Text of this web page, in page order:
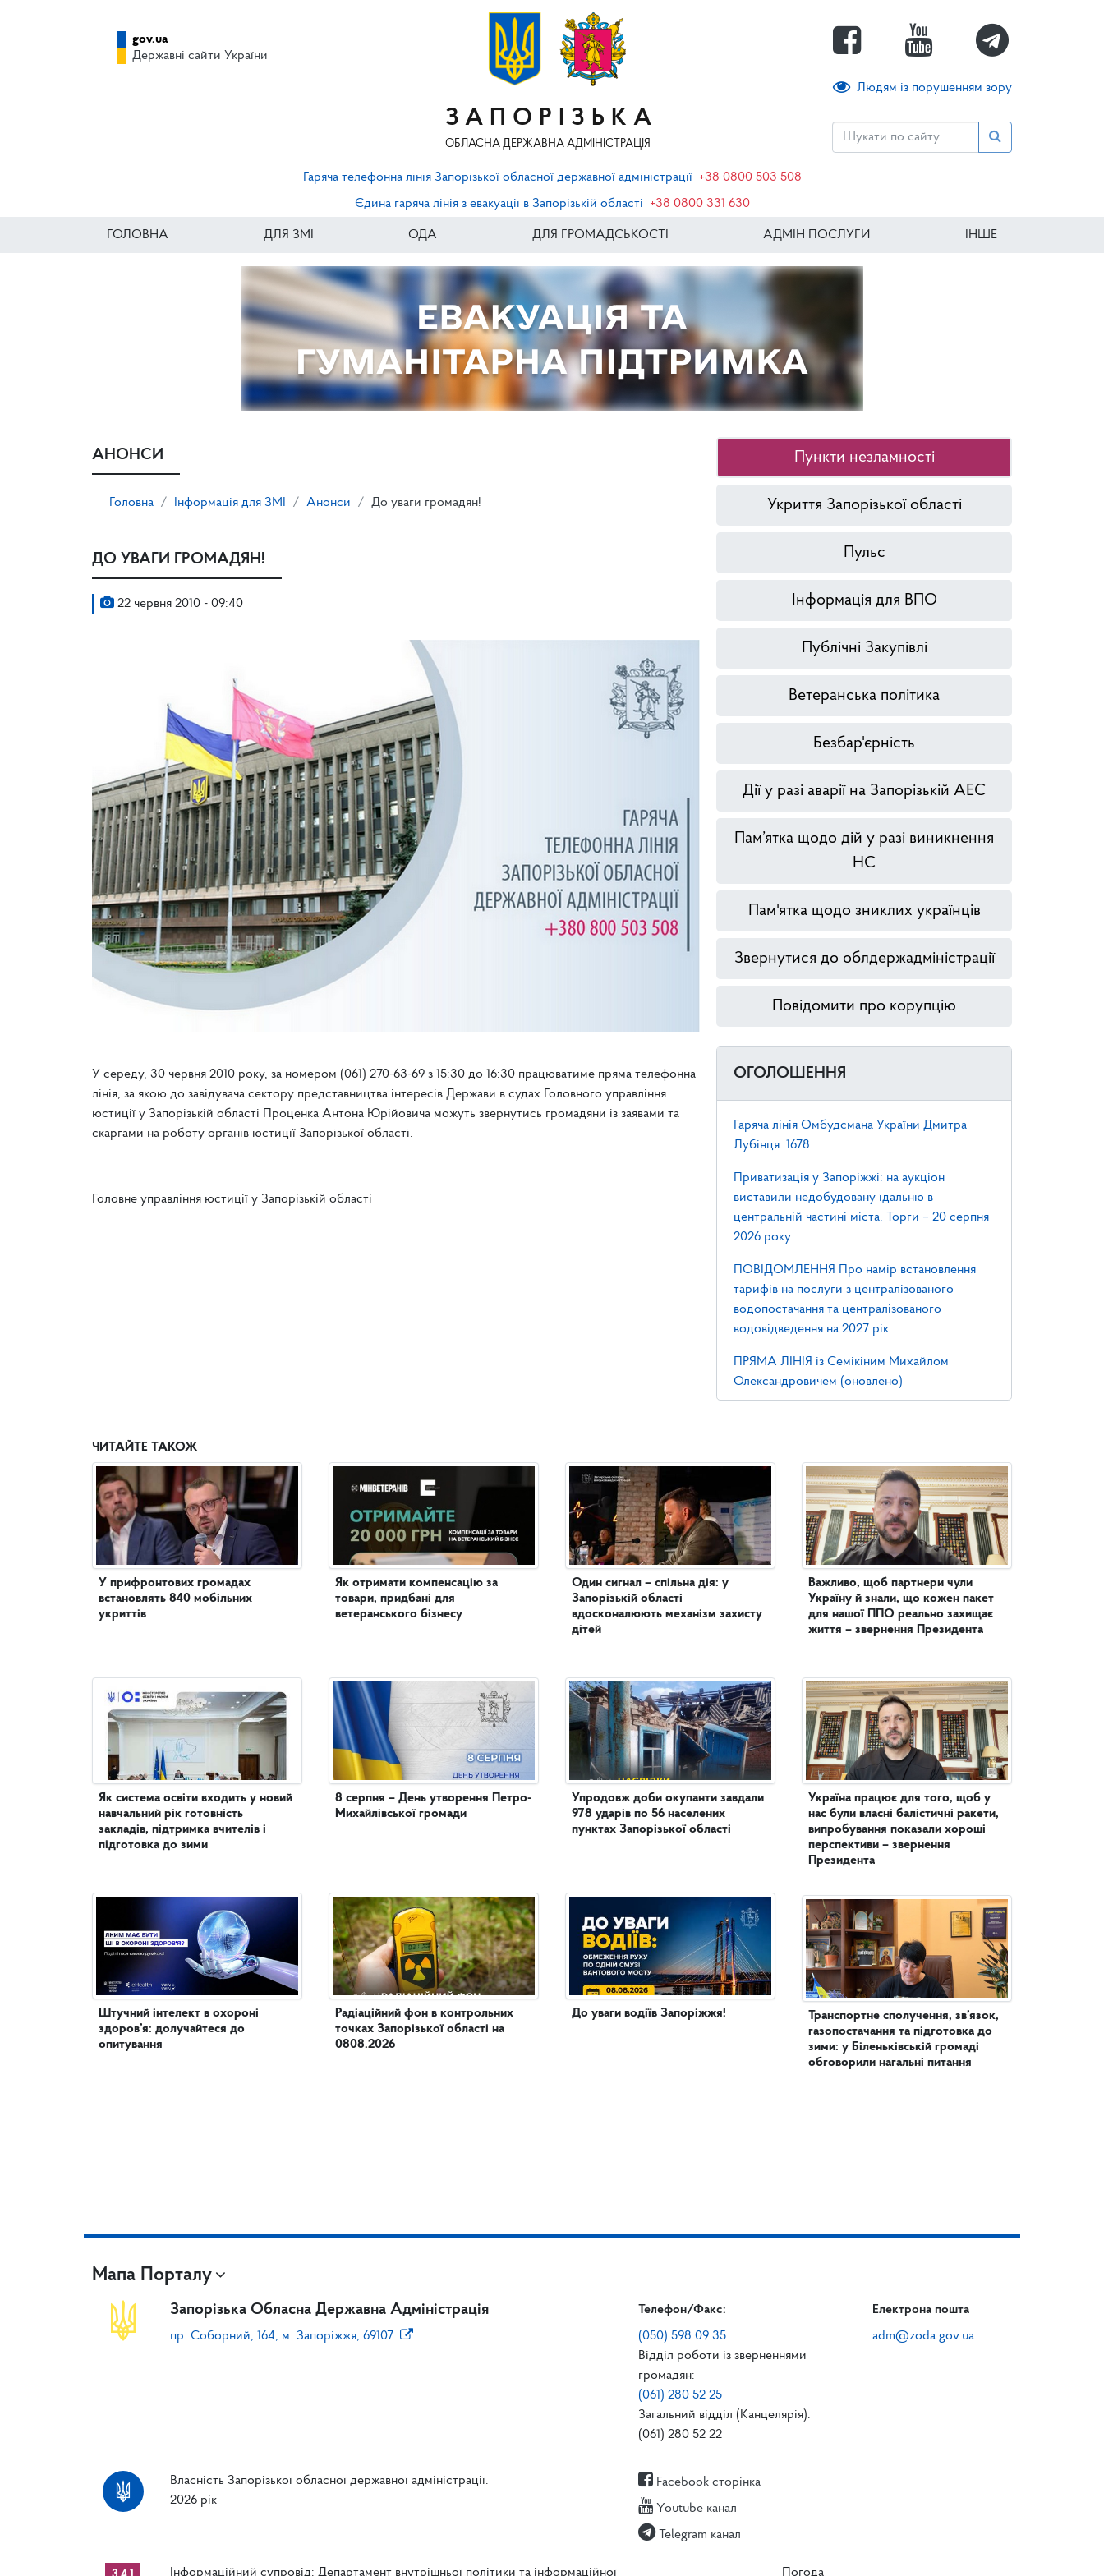
ЗАПОРІЗЬКА
ОБЛАСНА ДЕРЖАВНА АДМІНІСТРАЦІЯ
Людям із порушенням зору
gov.ua
Державні сайти України
Гаряча телефонна лінія Запорізької обласної державної адміністрації +38 0800 503 508
Єдина гаряча лінія з евакуації в Запорізькій області
+38 0800 331 630
ГОЛОВНА ДЛЯ ЗМІ ОДА ДЛЯ ГРОМАДСЬКОСТІ АДМІН ПОСЛУГИ ІНШЕ
АНОНСИ
Головна Інформація для ЗМІ Анонси До уваги громадян!
ДО УВАГИ ГРОМАДЯН!
22 червня 2010 - 09:40
У середу, 30 червня 2010 року, за номером (061) 270-63-69 з 15:30 до 16:30 працюватиме пряма телефонна
лінія, за якою до завідувача сектору представництва інтересів Держави в судах Головного управління
юстиції у Запорізькій області Проценка Антона Юрійовича можуть звернутись громадяни із заявами та
скаргами на роботу органів юстиції Запорізької області.
Головне управління юстиції у Запорізькій області
Пункти незламності
Укриття Запорізької області
Пульс
Інформація для ВПО
Публічні Закупівлі
Ветеранська політика
Безбар'єрність
Дії у разі аварії на Запорізькій АЕС
Пам’ятка щодо дій у разі виникнення
НС
Пам'ятка щодо зниклих українців
Звернутися до облдержадміністрації
Повідомити про корупцію
ОГОЛОШЕННЯ
Гаряча лінія Омбудсмана України Дмитра
Лубінця: 1678
Приватизація у Запоріжжі: на аукціон
виставили недобудовану їдальню в
центральній частині міста. Торги – 20 серпня
2026 року
ПОВІДОМЛЕННЯ Про намір встановлення
тарифів на послуги з централізованого
водопостачання та централізованого
водовідведення на 2027 рік
ПРЯМА ЛІНІЯ із Семікіним Михайлом
Олександровичем (оновлено)
ЧИТАЙТЕ ТАКОЖ
У прифронтових громадах
встановлять 840 мобільних
укриттів
Як система освіти входить у новий
навчальний рік готовність
закладів, підтримка вчителів і
підготовка до зими
Штучний інтелект в охороні
здоров’я: долучайтеся до
опитування
Як отримати компенсацію за
товари, придбані для
ветеранського бізнесу
8 серпня – День утворення Петро-
Михайлівської громади
Радіаційний фон в контрольних
точках Запорізької області на
0808.2026
Один сигнал – спільна дія: у
Запорізькій області
вдосконалюють механізм захисту
дітей
Упродовж доби окупанти завдали
978 ударів по 56 населених
пунктах Запорізької області
До уваги водіїв Запоріжжя!
Важливо, щоб партнери чули
Україну й знали, що кожен пакет
для нашої ППО реально захищає
життя – звернення Президента
Україна працює для того, щоб у
нас були власні балістичні ракети,
випробування показали хороші
перспективи – звернення
Президента
Транспортне сполучення, зв’язок,
газопостачання та підготовка до
зими: у Біленьківській громаді
обговорили нагальні питання
Мапа Порталу
Запорізька Обласна Державна Адміністрація
пр. Соборний, 164, м. Запоріжжя, 69107
Телефон/Факс:
(050) 598 09 35
Відділ роботи із зверненнями
громадян:
(061) 280 52 25
Загальний відділ (Канцелярія):
(061) 280 52 22
Електрона пошта
adm@zoda.gov.ua
Власність Запорізької обласної державної адміністрації.
2026 рік
Facebook сторінка
Youtube канал
Telegram канал
Інформаційний супровід: Департамент внутрішньої політики та інформаційної Погода